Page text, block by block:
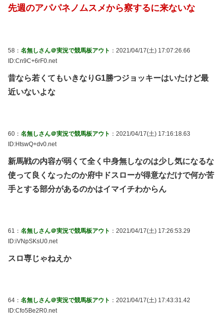
先週のアパパネノムスメから察するに来ないな
58： 名無しさん＠実況で競馬板アウト ：2021/04/17(土) 17:07:26.66
ID:Cn9C+6rF0.net
昔なら若くてもいきなりG1勝つジョッキーはいたけど最
近いないよな
60： 名無しさん＠実況で競馬板アウト ：2021/04/17(土) 17:16:18.63
ID:HtswQ+dv0.net
新馬戦の内容が弱くて全く中身無しなのは少し気になるな
使って良くなったのか府中ドスローが得意なだけで何か苦
手とする部分があるのかはイマイチわからん
61： 名無しさん＠実況で競馬板アウト ：2021/04/17(土) 17:26:53.29
ID:iVNpSKsU0.net
スロ専じゃねえか
64： 名無しさん＠実況で競馬板アウト ：2021/04/17(土) 17:43:31.42
ID:Cfo5Be2R0.net